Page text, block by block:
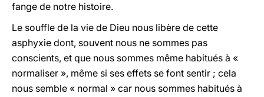
fange de notre histoire.
Le souffle de la vie de Dieu nous libère de cette
asphyxie dont, souvent nous ne sommes pas
conscients, et que nous sommes même habitués à «
normaliser », même si ses effets se font sentir ; cela
nous semble « normal » car nous sommes habitués à